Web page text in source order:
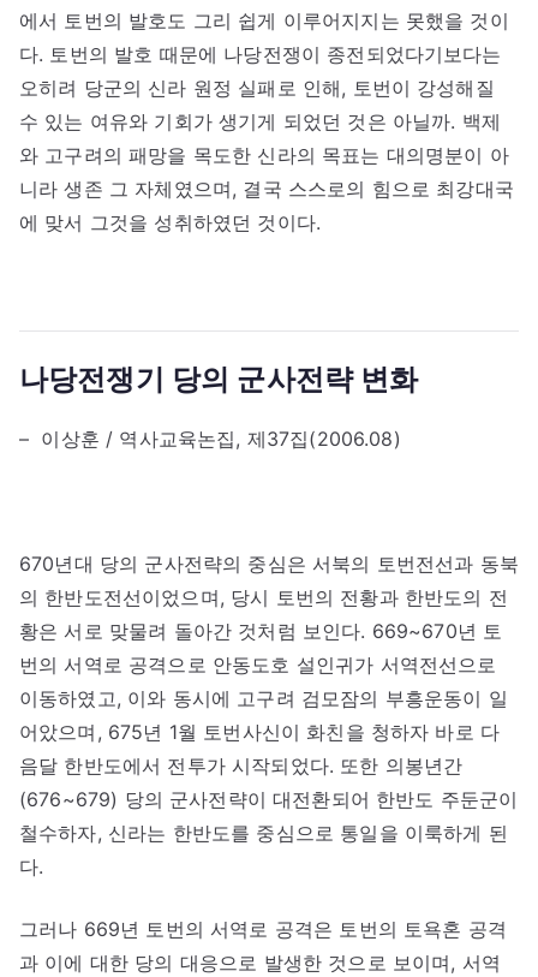
에서 토번의 발호도 그리 쉽게 이루어지지는 못했을 것이
다. 토번의 발호 때문에 나당전쟁이 종전되었다기보다는
오히려 당군의 신라 원정 실패로 인해, 토번이 강성해질
수 있는 여유와 기회가 생기게 되었던 것은 아닐까. 백제
와 고구려의 패망을 목도한 신라의 목표는 대의명분이 아
니라 생존 그 자체였으며, 결국 스스로의 힘으로 최강대국
에 맞서 그것을 성취하였던 것이다.
나당전쟁기 당의 군사전략 변화
– 이상훈 / 역사교육논집, 제37집(2006.08)
670년대 당의 군사전략의 중심은 서북의 토번전선과 동북
의 한반도전선이었으며, 당시 토번의 전황과 한반도의 전
황은 서로 맞물려 돌아간 것처럼 보인다. 669~670년 토
번의 서역로 공격으로 안동도호 설인귀가 서역전선으로
이동하였고, 이와 동시에 고구려 검모잠의 부흥운동이 일
어았으며, 675년 1월 토번사신이 화친을 청하자 바로 다
음달 한반도에서 전투가 시작되었다. 또한 의봉년간
(676~679) 당의 군사전략이 대전환되어 한반도 주둔군이
철수하자, 신라는 한반도를 중심으로 통일을 이룩하게 된
다.
그러나 669년 토번의 서역로 공격은 토번의 토욕혼 공격
과 이에 대한 당의 대응으로 발생한 것으로 보이며, 서역